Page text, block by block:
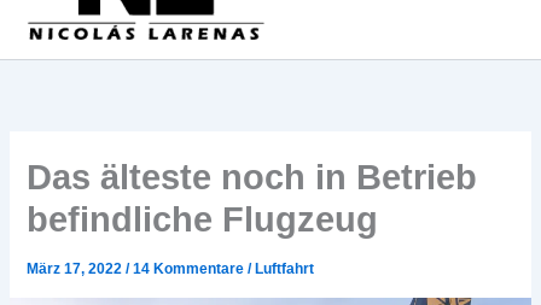
Das älteste noch in Betrieb
befindliche Flugzeug
März 17, 2022/14 Kommentare / Luftfahrt